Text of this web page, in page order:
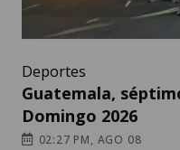
Deportes
Guatemala,
Domingo 2026
02:27 PM, AGO 08